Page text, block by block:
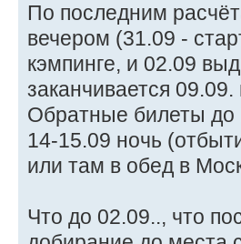
По последним
вечером (31.09 -
кэмпинге, и 02.09
заканчивается
Обратные билеты до
14-15.09 ночь
или там в обед в
Что до 02.09.., что